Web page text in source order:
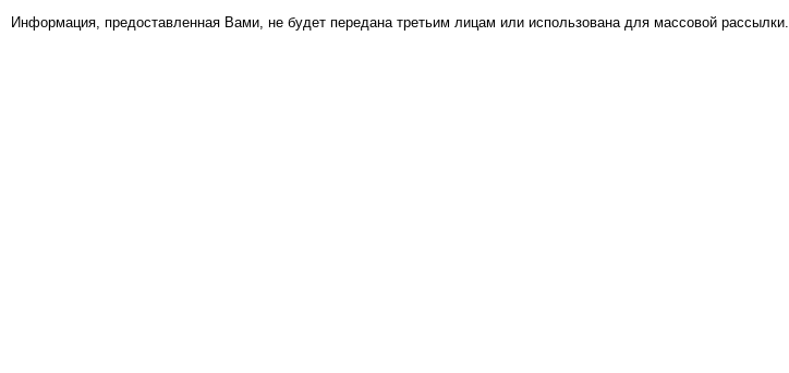
Информация, предоставленная Вами, не будет передана третьим лицам или использована для массовой рассылки.